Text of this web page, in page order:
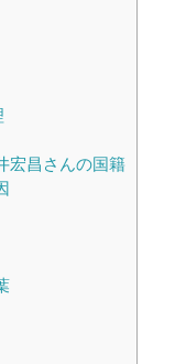
宏昌さんの国籍